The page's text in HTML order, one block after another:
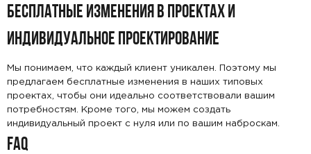
БЕСПЛАТНЫЕ ИЗМЕНЕНИЯ В ПРОЕКТАХ И
ИНДИВИДУАЛЬНОЕ ПРОЕКТИРОВАНИЕ
Мы понимаем, что каждый клиент уникален. Поэтому мы
предлагаем бесплатные изменения в наших типовых
проектах, чтобы они идеально соответствовали вашим
потребностям. Кроме того, мы можем создать
индивидуальный проект с нуля или по вашим наброскам.
FAQ
ПОИСК
УЗНАТЬ ТОЧНУЮ СТОИМОСТЬ
СТРОИТЕЛЬСТВА